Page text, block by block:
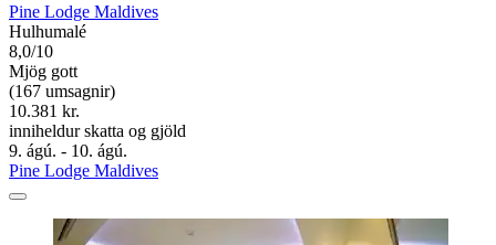
Pine Lodge Maldives
Hulhumalé
8,0/10
Mjög gott
(167 umsagnir)
10.381 kr.
inniheldur skatta og gjöld
9. ágú. - 10. ágú.
Pine Lodge Maldives